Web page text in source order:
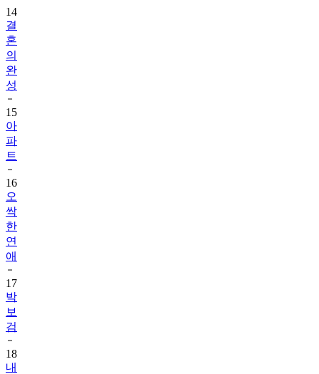
14
결
혼
의
완
성
15
아
파
트
16
오
싹
한
연
애
17
박
보
검
18
내